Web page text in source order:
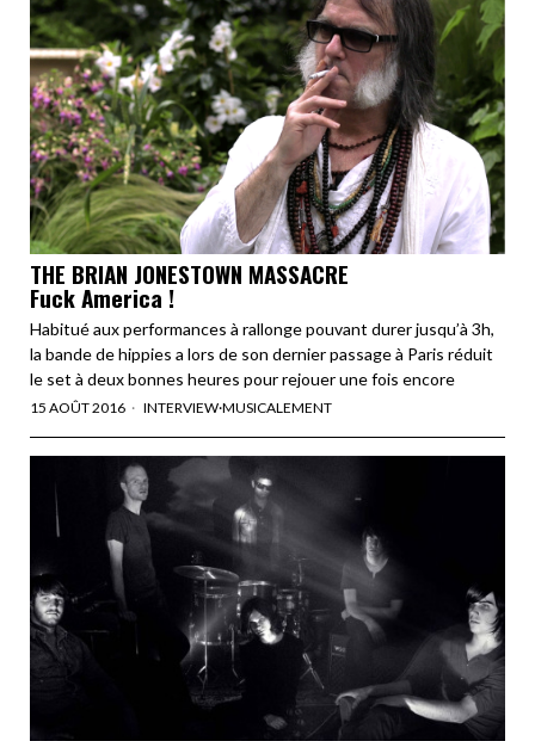
THE BRIAN JONESTOWN MASSACRE
Fuck America !
Habitué aux performances à rallonge pouvant durer jusqu’à 3h,
la bande de hippies a lors de son dernier passage à Paris réduit
le set à deux bonnes heures pour rejouer une fois encore
15 AOÛT 2016 INTERVIEW·MUSICALEMENT